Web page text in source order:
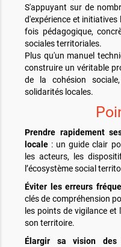
S'appuyant sur de
d'expérience et initiatives
fois pédagogique,
sociales territoriales.
Plus qu'un manuel
construire un véritable
de la cohésion
solidarités locales.
Prendre rapidement
locale : un guide clair
les acteurs, les
l’écosystème social
Éviter les erreurs
clés de compréhension
les points de vigilance
son territoire.
Élargir sa vision des